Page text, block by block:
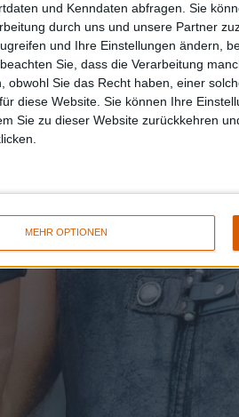
und Kenndaten abfragen. Sie
durch uns und unsere Partner
und Ihre Einstellungen ändern,
Sie, dass die Verarbeitung
obwohl Sie das Recht haben, einer
diese Website. Sie können Ihre
Sie zu dieser Website zurückkehren
MEHR OPTIONEN